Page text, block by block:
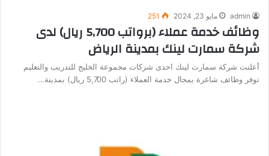
admin مايو 23, 2024 251
وظائف خدمة عملاء (برواتب 5,700 ريال) لدى
شركة سمارت لينك بمدينة الرياض
أعلنت شركة سمارت لينك احدى شركات مجموعة الخليج للتدريب والتعليم
توفر وظائف شاغرة بمجال خدمة العملاء (راتب 5,700 ريال) بمدينة…